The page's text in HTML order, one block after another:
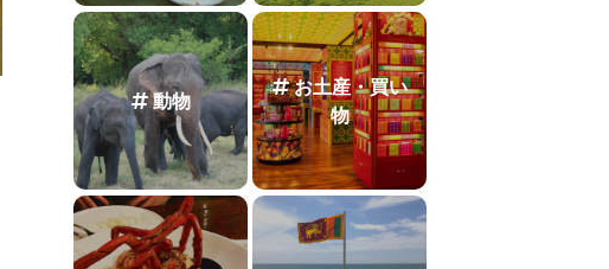
動物
お土産・買い
物